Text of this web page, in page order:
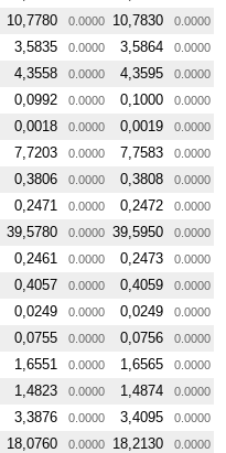
10,7780 0.0000 10,7830 0.0000
3,5835 0.0000 3,5864 0.0000
4,3558 0.0000 4,3595 0.0000
0,0992 0.0000 0,1000 0.0000
0,0018 0.0000 0,0019 0.0000
7,7203 0.0000 7,7583 0.0000
0,3806 0.0000 0,3808 0.0000
0,2471 0.0000 0,2472 0.0000
39,5780 0.0000 39,5950 0.0000
0,2461 0.0000 0,2473 0.0000
0,4057 0.0000 0,4059 0.0000
0,0249 0.0000 0,0249 0.0000
0,0755 0.0000 0,0756 0.0000
1,6551 0.0000 1,6565 0.0000
1,4823 0.0000 1,4874 0.0000
3,3876 0.0000 3,4095 0.0000
18,0760 0.0000 18,2130 0.0000